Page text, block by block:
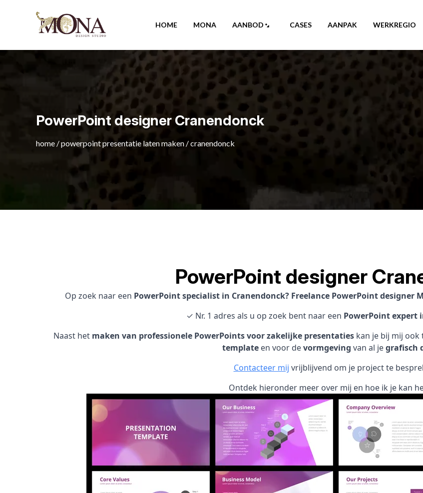
HOME MONA AANBOD CASES AANPAK WERKREGIO
PowerPoint designer Cranendonck
home /powerpoint presentatie laten maken/cranendonck
PowerPoint designer
Op zoek naar een PowerPoint specialist in Cranendonck? Freelance PowerPoint designer
✓ Nr. 1 adres als u op zoek bent naar een PowerPoint expert
Naast het maken van professionele PowerPoints voor zakelijke presentaties kan je bij mij
template en voor devormgeving van al jegrafisch
Contacteer mij vrijblijvend om je project te
Ontdek hieronder meer over mij en hoe ik je kan